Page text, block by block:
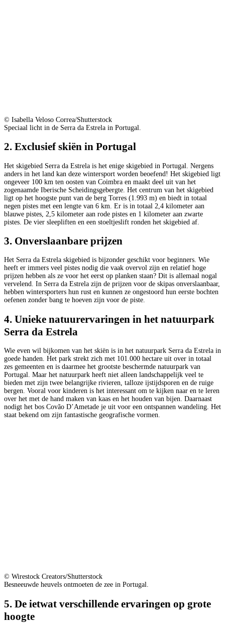
© Isabella Veloso Correa/Shutterstock
Speciaal licht in de Serra da Estrela in Portugal.
2. Exclusief skiën in Portugal
Het skigebied Serra da Estrela is het enige skigebied in Portugal. Nergens
anders in het land kan deze wintersport worden beoefend! Het skigebied ligt
ongeveer 100 km ten oosten van Coimbra en maakt deel uit van het
zogenaamde Iberische Scheidingsgebergte. Het centrum van het skigebied
ligt op het hoogste punt van de berg Torres (1.993 m) en biedt in totaal
negen pistes met een lengte van 6 km. Er is in totaal 2,4 kilometer aan
blauwe pistes, 2,5 kilometer aan rode pistes en 1 kilometer aan zwarte
pistes. De vier sleepliften en een stoeltjeslift ronden het skigebied af.
3. Onverslaanbare prijzen
Het Serra da Estrela skigebied is bijzonder geschikt voor beginners. Wie
heeft er immers veel pistes nodig die vaak overvol zijn en relatief hoge
prijzen hebben als ze voor het eerst op planken staan? Dit is allemaal nogal
vervelend. In Serra da Estrela zijn de prijzen voor de skipas onverslaanbaar,
hebben wintersporters hun rust en kunnen ze ongestoord hun eerste bochten
oefenen zonder bang te hoeven zijn voor de piste.
4. Unieke natuurervaringen in het natuurpark
Serra da Estrela
Wie even wil bijkomen van het skiën is in het natuurpark Serra da Estrela in
goede handen. Het park strekt zich met 101.000 hectare uit over in totaal
zes gemeenten en is daarmee het grootste beschermde natuurpark van
Portugal. Maar het natuurpark heeft niet alleen landschappelijk veel te
bieden met zijn twee belangrijke rivieren, talloze ijstijdsporen en de ruige
bergen. Vooral voor kinderen is het interessant om te kijken naar en te leren
over het met de hand maken van kaas en het houden van bijen. Daarnaast
nodigt het bos Covão D’Ametade je uit voor een ontspannen wandeling. Het
staat bekend om zijn fantastische geografische vormen.
© Wirestock Creators/Shutterstock
Besneeuwde heuvels ontmoeten de zee in Portugal.
5. De ietwat verschillende ervaringen op grote
hoogte